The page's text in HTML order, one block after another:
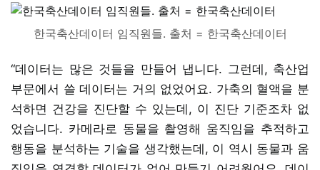
한국축산데이터 임직원들. 출처 = 한국축산데이터
“데이터는 많은 것들을 만들어 냅니다. 그런데, 축산업
부문에서 쓸 데이터는 거의 없었어요. 가축의 혈액을 분
석하면 건강을 진단할 수 있는데, 이 진단 기준조차 없
었습니다. 카메라로 동물을 촬영해 움직임을 추적하고
행동을 분석하는 기술을 생각했는데, 이 역시 동물과 움